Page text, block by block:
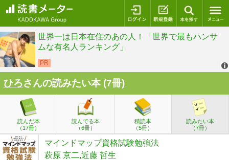
ログイン 新規登録
ひろさんの読みたい本 (7冊)
読んだ本
（17冊）
読んでる本
（6冊）
積読本
（5冊）
読みたい本
（7冊）
マインドマップ資格試験勉強法
萩原 京二,近藤 哲生